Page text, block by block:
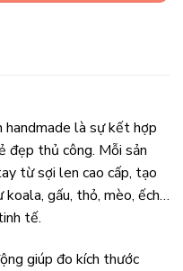
handmade là sự kết hợp
đẹp thủ công. Mỗi sản
từ sợi len cao cấp, tạo
koala, gấu, thỏ, mèo, ếch…
tế.
giúp đo kích thước